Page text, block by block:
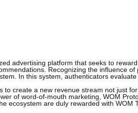
advertising platform that seeks to
Recognizing the influence
In this system, authenticators
to create a new revenue stream not just
of word-of-mouth marketing, WOM
ecosystem are duly rewarded with WOM